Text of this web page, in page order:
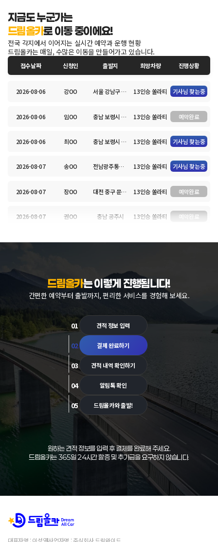
지금도 누군가는
드림올카로 이동 중이에요!
전국 각지에서 이어지는 실시간 예약과 운행 현황
드림올카는 매일, 수많은 이동을 만들어가고 있습니다.
접수날짜 신청인 출발지 희망차량 진행상황
2026-08-06 강OO 서울 강남구 밤고개로 99 수서역 13인승 쏠라티 기사님 찾는중
2026-08-06 임OO 충남 보령시 웅천읍 방축길 87 웅천고등학교 13인승 쏠라티 예약완료
2026-08-06 최OO 충남 보령시 웅천읍 방축길 87 웅천고등학교 13인승 쏠라티 기사님 찾는중
2026-08-07 송OO 전남광주통합특별시 영암군 삼호읍 대불로 91 호텔현대바이라한 목포 13인승 쏠라티 기사님 찾는중
2026-08-07 장OO 대전 중구 문화로 282 충남대학교병원 13인승 쏠라티 예약완료
2026-08-07 권OO 충남 공주시 13인승 쏠라티 예약완료
2026-08-07 정OO 충남 보령시 웅천읍 방축길 87 13인승 쏠라티 예약완료
2026-08-07 전OO 대구 달서구 두류공원로 200 이월드 13인승 쏠라티 기사님 찾는중
대구 달서구 두류공원로 200 이월드 13인승 쏠라티
드림올카는 이렇게 진행됩니다!
간편한 예약부터 출발까지, 편리한 서비스를 경험해 보세요.
01 견적 정보 입력
02 결제 완료하기
03 견적 내역 확인하기
04 알림톡 확인
05 드림올카와 출발!
원하는 견적 정보를 입력 후 결제를 완료해 주세요.
드림올카는 365일 24시간 할증 및 추가금을 요구하지 않습니다.
대표자명 : 이성열사업자명 : 주식회사 드림와이드